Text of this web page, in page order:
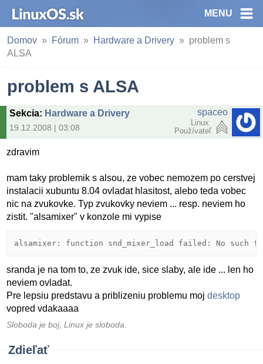
MENU
Domov Fórum Hardware a Drivery
problem s
ALSA
problem s ALSA
Sekcia: Hardware a Drivery
19.12.2008 | 03:08
spaceo
Linux
Používateľ
zdravim
mam taky problemik s alsou, ze vobec nemozem po cerstvej
instalacii xubuntu 8.04 ovladat hlasitost, alebo teda vobec
nic na zvukovke. Typ zvukovky neviem ... resp. neviem ho
zistit. "alsamixer" v konzole mi vypise
sranda je na tom to, ze zvuk ide, sice slaby, ale ide ... len ho
neviem ovladat.
Pre lepsiu predstavu a priblizeniu problemu mojdesktop
vopred vdakaaaa
Sloboda je boj, Linux je sloboda.
Zdieľať